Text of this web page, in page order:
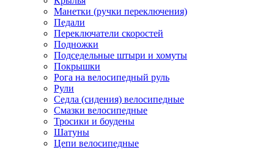
Манетки (ручки переключения)
Педали
Переключатели скоростей
Подножки
Подседельные штыри и хомуты
Покрышки
Рога на велосипедный руль
Рули
Седла (сидения) велосипедные
Смазки велосипедные
Тросики и боудены
Шатуны
Цепи велосипедные